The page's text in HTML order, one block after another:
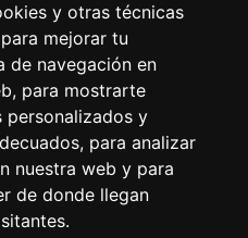
y otras técnicas
mejorar tu
de navegación en
para mostrarte
personalizados y
para analizar
nuestra web y para
de donde llegan